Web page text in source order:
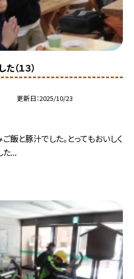
（１３）
更新日 2025/10/23
飯と豚汁でした。とってもおいしく
...